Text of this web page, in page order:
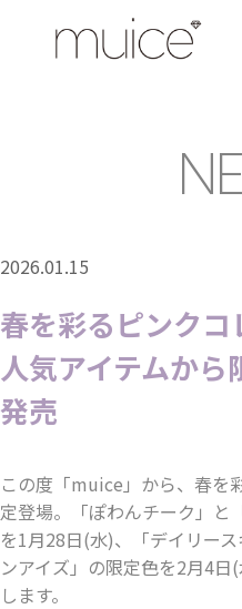
春を彩るピンクコ
人気アイテムから
発売
2026.01.15
この度「muice」から、春を
定登場。「ぽわんチーク」と
を1月28日(水)、「デイリー
ンアイズ」の限定色を2月4
します。